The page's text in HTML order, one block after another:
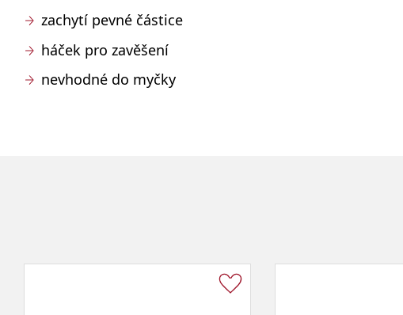
zachytí pevné částice
háček pro zavěšení
nevhodné do myčky